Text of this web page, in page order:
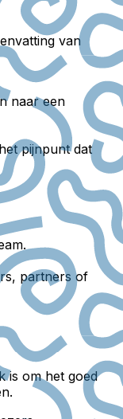
van
naar een
pijnpunt dat
partners of
is om het goed